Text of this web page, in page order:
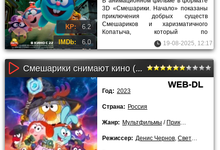
KP: 6.2
IMDb: 6.0
3D «Смешарики. Начало» показаны
приключения добрых существ
Смешариков и харизматичного
Копатыча, который по
совместительству является
супергероем Люсьеном.
19-08-2025, 12:17
Смешарики снимают кино (2023)
WEB-DL
Год: 2023
Страна: Россия
Жанр: Мультфильмы / Приключения
Режиссер: Денис Чернов, Светлана Мардаголимова